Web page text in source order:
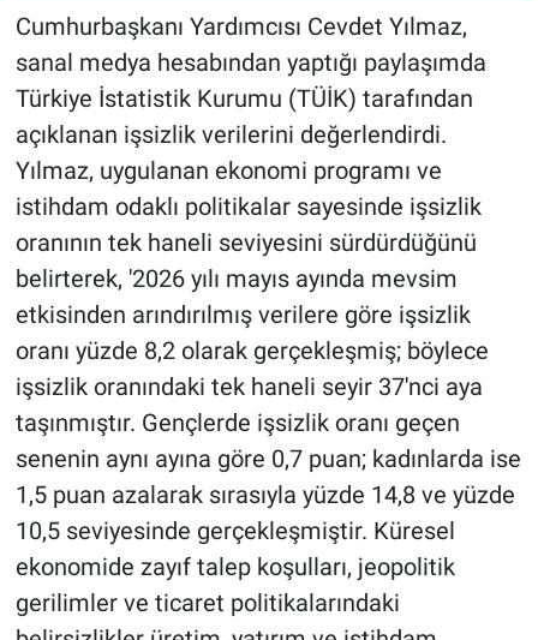
Cumhurbaşkanı Yardımcısı Cevdet Yılmaz,
sanal medya hesabından yaptığı paylaşımda
Türkiye İstatistik Kurumu (TÜİK) tarafından
açıklanan işsizlik verilerini değerlendirdi.
Yılmaz, uygulanan ekonomi programı ve
istihdam odaklı politikalar sayesinde işsizlik
oranının tek haneli seviyesini sürdürdüğünü
belirterek, '2026 yılı mayıs ayında mevsim
etkisinden arındırılmış verilere göre işsizlik
oranı yüzde 8,2 olarak gerçekleşmiş; böylece
işsizlik oranındaki tek haneli seyir 37'nci aya
taşınmıştır. Gençlerde işsizlik oranı geçen
senenin aynı ayına göre 0,7 puan; kadınlarda ise
1,5 puan azalarak sırasıyla yüzde 14,8 ve yüzde
10,5 seviyesinde gerçekleşmiştir. Küresel
ekonomide zayıf talep koşulları, jeopolitik
gerilimler ve ticaret politikalarındaki